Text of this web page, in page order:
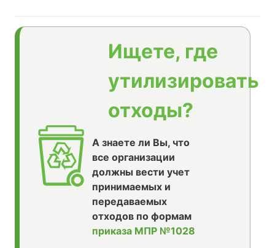
Ищете, где
утилизировать
отходы?
А знаете ли Вы, что
все организации
должны вести учет
принимаемых и
передаваемых
отходов по формам
приказа МПР №1028